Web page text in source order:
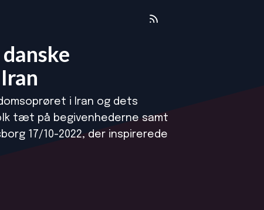
i Iran og dets
tæt på begivenhederne samt
17/10-2022, der inspirerede